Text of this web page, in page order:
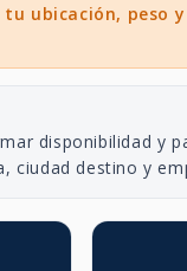
ubicación, peso
disponibilidad y
ciudad destino y